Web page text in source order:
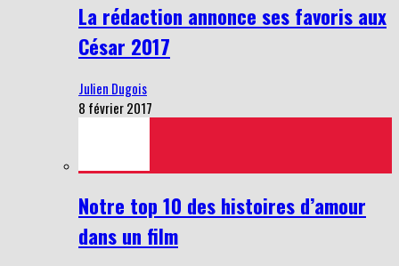
La rédaction annonce ses favoris aux
César 2017
Julien Dugois
8 février 2017
Notre top 10 des histoires d’amour
dans un film